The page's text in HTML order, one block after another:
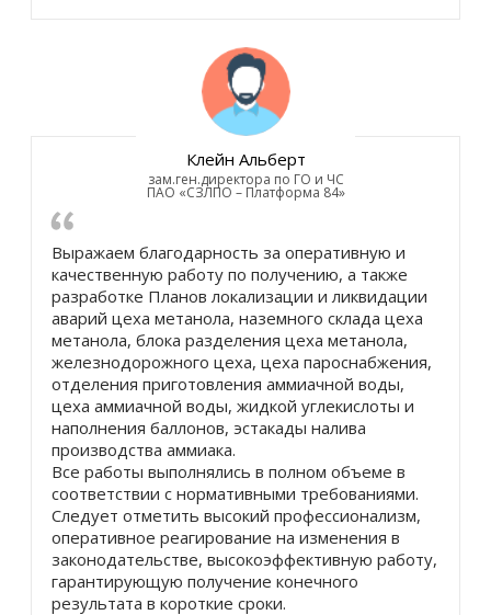
Клейн Альберт
зам.ген.директора по ГО и ЧС
ПАО «СЗЛПО – Платформа 84»
Выражаем благодарность за оперативную и
качественную работу по получению, а также
разработке Планов локализации и ликвидации
аварий цеха метанола, наземного склада цеха
метанола, блока разделения цеха метанола,
железнодорожного цеха, цеха пароснабжения,
отделения приготовления аммиачной воды,
цеха аммиачной воды, жидкой углекислоты и
наполнения баллонов, эстакады налива
производства аммиака.
Все работы выполнялись в полном объеме в
соответствии с нормативными требованиями.
Следует отметить высокий профессионализм,
оперативное реагирование на изменения в
законодательстве, высокоэффективную работу,
гарантирующую получение конечного
результата в короткие сроки.